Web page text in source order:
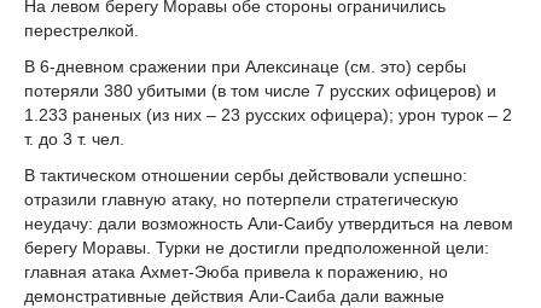
На левом берегу Моравы обе стороны ограничились
перестрелкой.
В 6-дневном сражении при Алексинаце (см. это) сербы
потеряли 380 убитыми (в том числе 7 русских офицеров) и
1.233 раненых (из них – 23 русских офицера); урон турок – 2
т. до 3 т. чел.
В тактическом отношении сербы действовали успешно:
отразили главную атаку, но потерпели стратегическую
неудачу: дали возможность Али-Саибу утвердиться на левом
берегу Моравы. Турки не достигли предположенной цели:
главная атака Ахмет-Эюба привела к поражению, но
демонстративные действия Али-Саиба дали важные